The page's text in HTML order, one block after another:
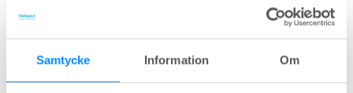
Samtycke Information Om
stimulerar sammandragningen av urinrörets inre
neuroner stimulerar sammandragningen av